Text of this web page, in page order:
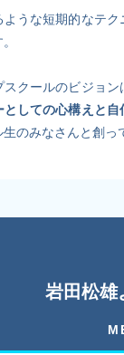
うな短期的なテ
クールのビジョン
しての心構えと
のみなさんと創っ
岩田松雄